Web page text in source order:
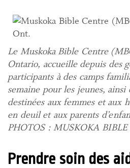
Le Muskoka Bible Centre
Ontario, accueille depuis des
participants à des camps
semaine pour les jeunes, ainsi
destinées aux femmes et aux
en deuil et aux parents
PHOTOS : MUSKOKA BIBLE
Prendre soin des